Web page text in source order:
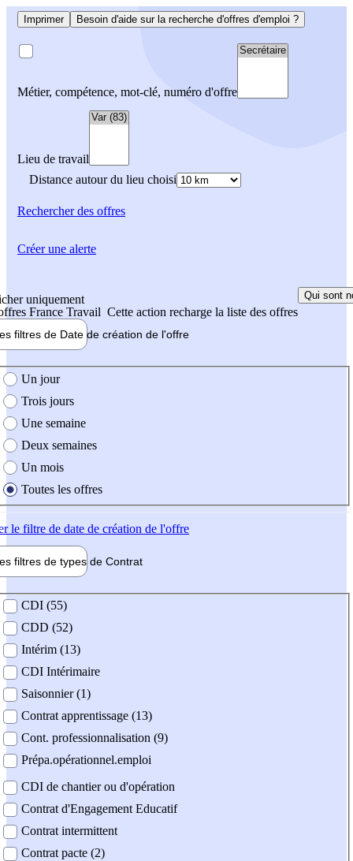
Imprimer Besoin d'aide sur la recherche d'offres d'emploi ?
Métier, compétence, mot-clé, numéro d'offre
Lieu de travail
Distance autour du lieu choisi
Rechercherdes offres
uniquement
France Travail Cette action recharge la liste des offres
Qui sont
filtres de Date de création de l'offre
création de l'offre
Un jour
Trois jours
Une semaine
Deux semaines
Un mois
Toutes les offres
le filtre de date de création de l'offre
filtres de types de Contrat
contrat
CDI (55)
CDD (52)
Intérim (13)
CDI Intérimaire
Saisonnier (1)
Contrat apprentissage (13)
Cont. professionnalisation (9)
Prépa.opérationnel.emploi
CDI de chantier ou d'opération
Contrat d'Engagement Educatif
Contrat intermittent
Contrat pacte (2)
Créer une alerte